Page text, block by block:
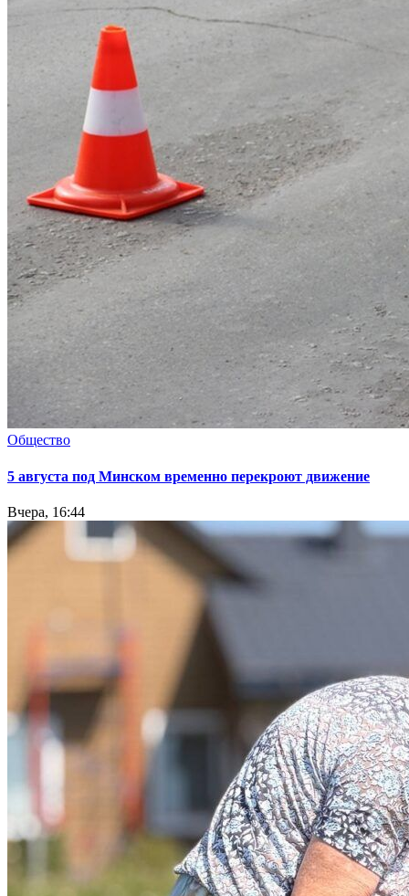
Общество
5 августа под Минском временно перекроют движение
Вчера, 16:44